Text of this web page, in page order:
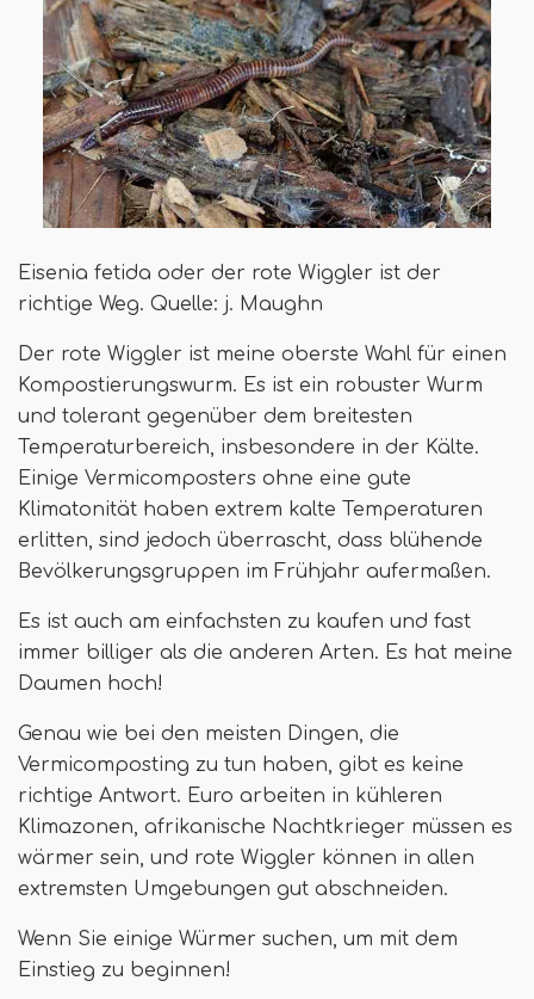
Eisenia fetida oder der rote Wiggler ist der
richtige Weg. Quelle: j. Maughn
Der rote Wiggler ist meine oberste Wahl für einen
Kompostierungswurm. Es ist ein robuster Wurm
und tolerant gegenüber dem breitesten
Temperaturbereich, insbesondere in der Kälte.
Einige Vermicomposters ohne eine gute
Klimatonität haben extrem kalte Temperaturen
erlitten, sind jedoch überrascht, dass blühende
Bevölkerungsgruppen im Frühjahr aufermaßen.
Es ist auch am einfachsten zu kaufen und fast
immer billiger als die anderen Arten. Es hat meine
Daumen hoch!
Genau wie bei den meisten Dingen, die
Vermicomposting zu tun haben, gibt es keine
richtige Antwort. Euro arbeiten in kühleren
Klimazonen, afrikanische Nachtkrieger müssen es
wärmer sein, und rote Wiggler können in allen
extremsten Umgebungen gut abschneiden.
Wenn Sie einige Würmer suchen, um mit dem
Einstieg zu beginnen!